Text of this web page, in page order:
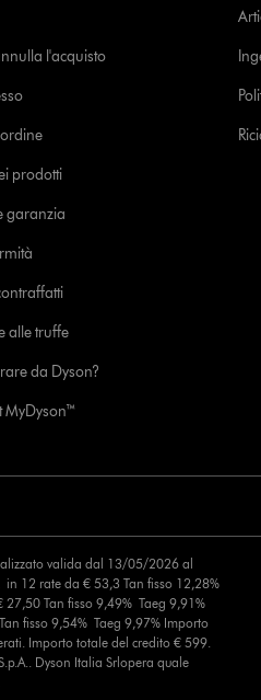
l'acquisto
prodotti
garanzia
alle truffe
da Dyson?
MyDyson™
valida dal 13/05/2026 al
12 rate da € 53,3 Tan fisso 12,28%
Tan fisso 9,49% Taeg 9,91%
fisso 9,54% Taeg 9,97% Importo
Importo totale del credito € 599.
Dyson Italia Srlopera quale